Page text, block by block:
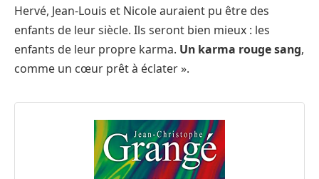
Hervé, Jean-Louis et Nicole auraient pu être des
enfants de leur siècle. Ils seront bien mieux : les
enfants de leur propre karma. Un karma rouge sang,
comme un cœur prêt à éclater ».